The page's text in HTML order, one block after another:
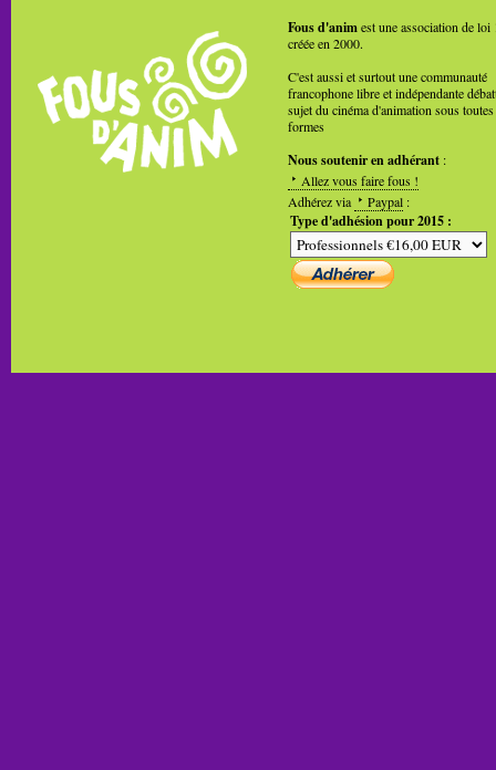
Fous d'animest une association de loi
créée en 2000.
C'est aussi et surtout une communauté
francophone libre et indépendante
sujet du cinéma d'animation sous toutes
formes
Nous soutenir en adhérant :
Allez vous faire fous !
Adhérez via
Paypal :
Type d'adhésion pour 2015 :